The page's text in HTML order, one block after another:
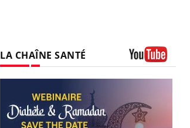
LA CHAÎNE SANTÉ